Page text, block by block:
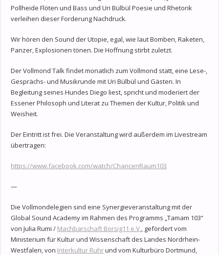
Pollheide Flöten und Bass und Uri Bülbül Poesie und Rhetorik
verleihen dieser Forderung Nachdruck.
Wir hören den Sound der Utopie, egal, wie laut Bomben, Raketen,
Panzer, Explosionen tönen. Die Hoffnung stirbt zuletzt.
Der Vollmond Talk findet monatlich zum Vollmond statt, eine Lese-,
Gesprächs- und Musikrunde mit Uri Bülbül und Gästen. In
Begleitung seines Hundes Diego liest, spricht und moderiert der
Essener Philosoph und Literat zu Themen der Kultur, Politik und
Weisheit.
Der Eintritt ist frei. Die Veranstaltung wird außerdem im Livestream
übertragen:
https://www.facebook.com/watch/ChancenRaum103
—
Die Vollmondelegien sind eine Synergieveranstaltung mit der
Global Sound Academy im Rahmen des Programms „Tamam 103“
von Julia Rumi / Machbarschaft Borsig11 e.V., gefördert vom
Ministerium für Kultur und Wissenschaft des Landes Nordrhein-
Westfalen, von Interkultur Ruhrund vom Kulturbüro Dortmund,